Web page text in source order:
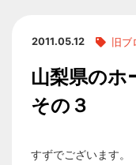
2011.05.12 旧ブ
山梨県のホ
その３
すずでございます。